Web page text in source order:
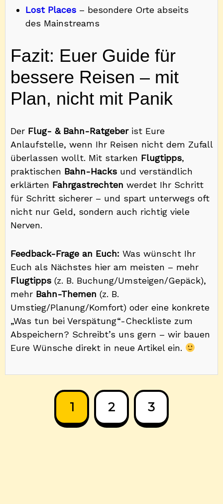
Lost Places – besondere Orte abseits
des Mainstreams
Fazit: Euer Guide für
bessere Reisen – mit
Plan, nicht mit Panik
Der Flug- & Bahn-Ratgeberist Eure
Anlaufstelle, wenn Ihr Reisen nicht dem Zufall
überlassen wollt. Mit starken Flugtipps,
praktischen Bahn-Hacks und verständlich
erklärten Fahrgastrechten werdet Ihr Schritt
für Schritt sicherer – und spart unterwegs oft
nicht nur Geld, sondern auch richtig viele
Nerven.
Feedback-Frage an Euch: Was wünscht Ihr
Euch als Nächstes hier am meisten – mehr
Flugtipps (z. B. Buchung/Umsteigen/Gepäck),
mehr Bahn-Themen (z. B.
Umstieg/Planung/Komfort) oder eine konkrete
„Was tun bei Verspätung“-Checkliste zum
Abspeichern? Schreibt’s uns gern – wir bauen
Eure Wünsche direkt in neue Artikel ein.
1 2 3